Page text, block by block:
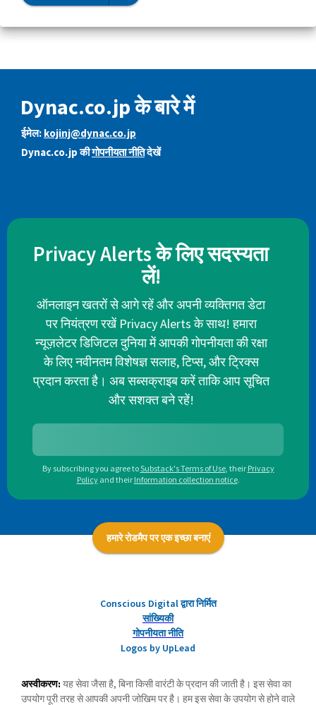
Dynac.co.jp के बारे में
ईमेल: kojinj@dynac.co.jp
Dynac.co.jp कीगोपनीयता नीतिदेखें
Privacy Alerts के लिए सदस्यता
लें!
ऑनलाइन खतरों से आगे रहें और अपनी व्यक्तिगत डेटा
पर नियंत्रण रखें Privacy Alerts के साथ! हमारा
न्यूज़लेटर डिजिटल दुनिया में आपकी गोपनीयता की रक्षा
के लिए नवीनतम विशेषज्ञ सलाह, टिप्स, और ट्रिक्स
प्रदान करता है। अब सब्सक्राइब करें ताकि आप सूचित
और सशक्त बने रहें!
By subscribing you agree toSubstack's Terms of Use, their Privacy
Policy and their Information collection notice.
हमारे रोडमैप पर एक इच्छा बनाएं
Conscious Digital द्वारा निर्मित
सांख्यिकी
गोपनीयता नीति
Logos by UpLead
अस्वीकरण: यह सेवा जैसा है, बिना किसी वारंटी के प्रदान की जाती है। इस सेवा का
उपयोग पूरी तरह से आपकी अपनी जोखिम पर है। हम इस सेवा के उपयोग से होने वाले